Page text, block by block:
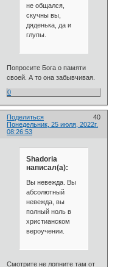
не общался,
скучны вы,
дяденька, да и
глупы.
Попросите Бога о памяти
своей. А то она забывчивая.
0
Поделиться
40
Понедельник, 25 июля, 2022г.
08:26:53
Shadoria
написал(а):
Вы невежда. Вы
абсолютный
невежда, вы
полный ноль в
христианском
вероучении.
Смотрите не лопните там от